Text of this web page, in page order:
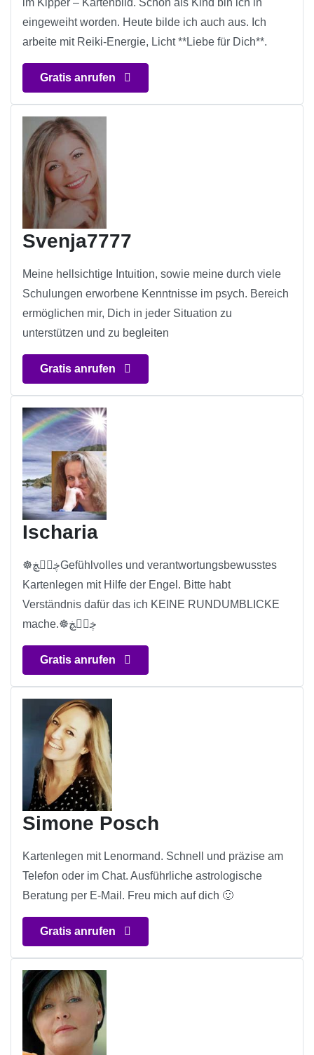
im Kipper – Kartenbild. Schon als Kind bin ich in
eingeweiht worden. Heute bilde ich auch aus. Ich
arbeite mit Reiki-Energie, Licht **Liebe für Dich**.
Gratis anrufen
Svenja7777
Meine hellsichtige Intuition, sowie meine durch viele
Schulungen erworbene Kenntnisse im psych. Bereich
ermöglichen mir, Dich in jeder Situation zu
unterstützen und zu begleiten
Gratis anrufen
Ischaria
☸ڿڰۣڿGefühlvolles und verantwortungsbewusstes
Kartenlegen mit Hilfe der Engel. Bitte habt
Verständnis dafür das ich KEINE RUNDUMBLICKE
mache.☸ڿڰۣڿ
Gratis anrufen
Simone Posch
Kartenlegen mit Lenormand. Schnell und präzise am
Telefon oder im Chat. Ausführliche astrologische
Beratung per E-Mail. Freu mich auf dich 🙂
Gratis anrufen